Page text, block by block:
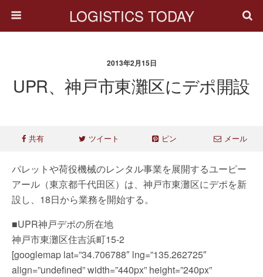
LOGISTICS TODAY
2013年2月15日
UPR、神戸市東灘区にデポ開設
共有 ツイート ピン メール
パレットや荷役機械のレンタル事業を展開するユーピー
アール（東京都千代田区）は、神戸市東灘区にデポを新
設し、18日から業務を開始する。
■UPR神戸デポの所在地
神戸市東灘区住吉浜町15-2
[googlemap lat=”34.706788″ lng=”135.262725″
align=”undefined” width=”440px” height=”240px”